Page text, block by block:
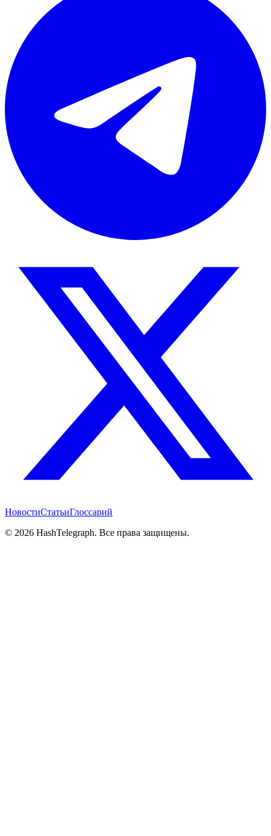
НовостиСтатьиГлоссарий
© 2026 HashTelegraph. Все права защищены.